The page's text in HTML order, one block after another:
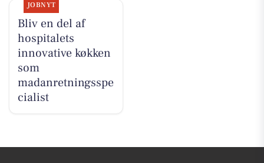
JOBNYT
Bliv en del af
hospitalets
innovative køkken
som
madanretningsspe
cialist